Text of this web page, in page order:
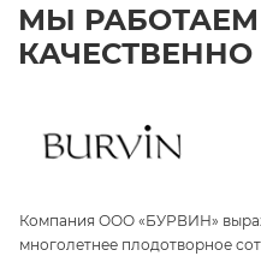
МЫ
КАЧЕСТВЕННО
Компания ООО «БУРВИН»
многолетнее плодотворное